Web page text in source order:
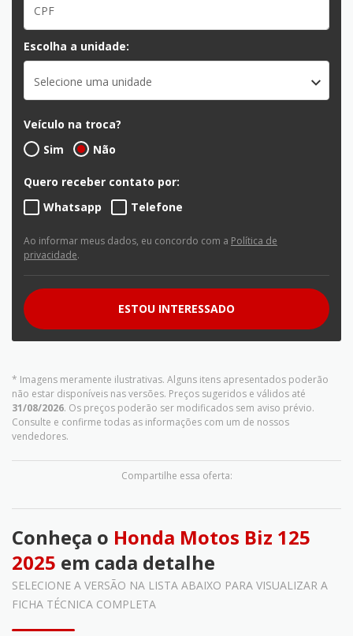
* Imagens meramente ilustrativas. Alguns itens apresentados poderão
não estar disponíveis nas versões. Preços sugeridos e válidos até
31/08/2026. Os preços poderão ser modificados sem aviso prévio.
Consulte e confirme todas as informações com um de nossos
vendedores.
Compartilhe essa oferta:
Escolha a unidade:
Selecione uma unidade
Veículo na troca?
Sim
Não
Quero receber contato por:
Whatsapp
Telefone
Ao informar meus dados, eu concordo com a Política de
privacidade.
ESTOU INTERESSADO
Conheça o Honda Motos Biz 125
2025 em cada detalhe
SELECIONE A VERSÃO NA LISTA ABAIXO PARA VISUALIZAR A
FICHA TÉCNICA COMPLETA